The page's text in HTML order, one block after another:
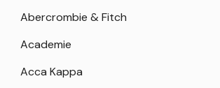
Abercrombie & Fitch
Academie
Acca Kappa